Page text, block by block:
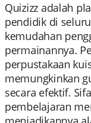
Quizizz adalah
pendidik di
kemudahan
permainannya.
perpustakaan
memungkinkan
secara efektif.
pembelajaran